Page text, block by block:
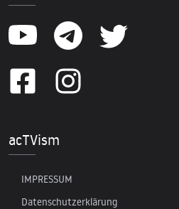
acTVism
IMPRESSUM
Datenschutzerklärung